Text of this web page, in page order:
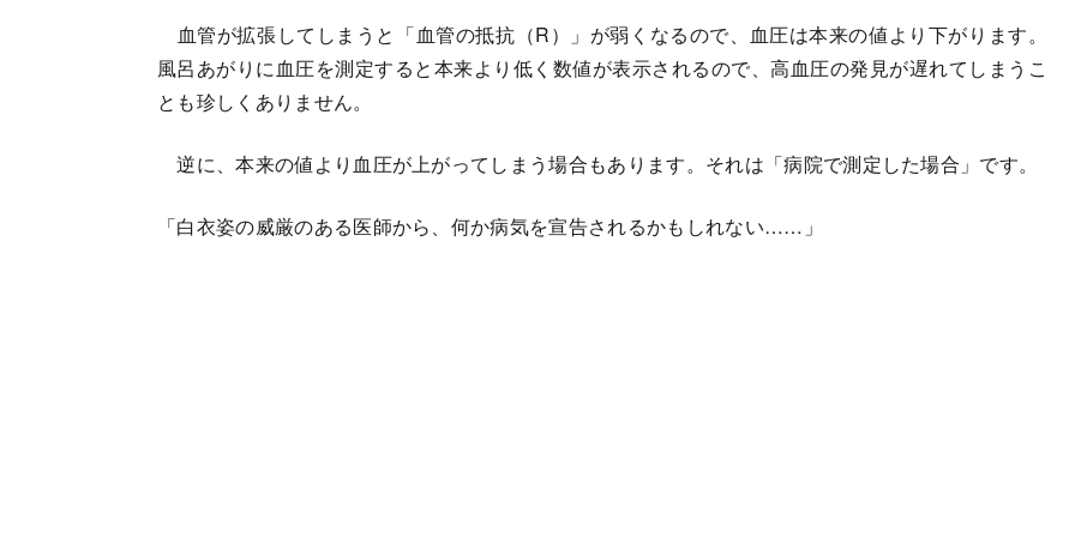
血管が拡張してしまうと「血管の抵抗（R）」が弱くなるので、血圧は本来の値より下がります。
風呂あがりに血圧を測定すると本来より低く数値が表示されるので、高血圧の発見が遅れてしまうこ
とも珍しくありません。
逆に、本来の値より血圧が上がってしまう場合もあります。それは「病院で測定した場合」です。
「白衣姿の威厳のある医師から、何か病気を宣告されるかもしれない……」